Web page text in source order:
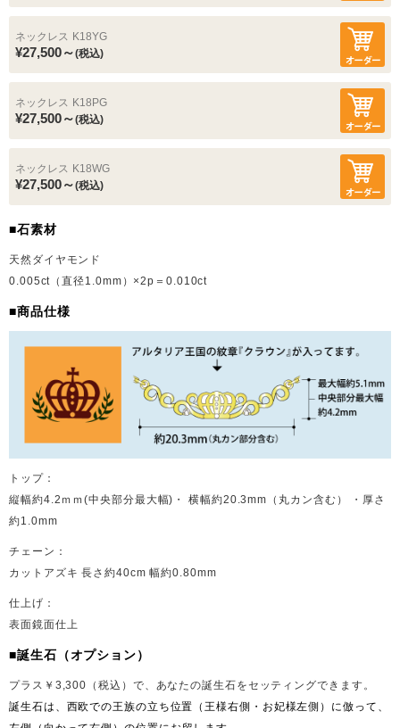
ネックレス K18YG
¥27,500～(税込)
ネックレス K18PG
¥27,500～(税込)
ネックレス K18WG
¥27,500～(税込)
■石素材
天然ダイヤモンド
0.005ct（直径1.0mm）×2p＝0.010ct
■商品仕様
トップ：
縦幅約4.2ｍｍ(中央部分最大幅)・ 横幅約20.3mm（丸カン含む） ・厚さ
約1.0mm
チェーン：
カットアズキ 長さ約40cm 幅約0.80mm
仕上げ：
表面鏡面仕上
■誕生石（オプション）
プラス￥3,300（税込）で、あなたの誕生石をセッティングできます。
誕生石は、西欧での王族の立ち位置（王様右側・お妃様左側）に倣って、